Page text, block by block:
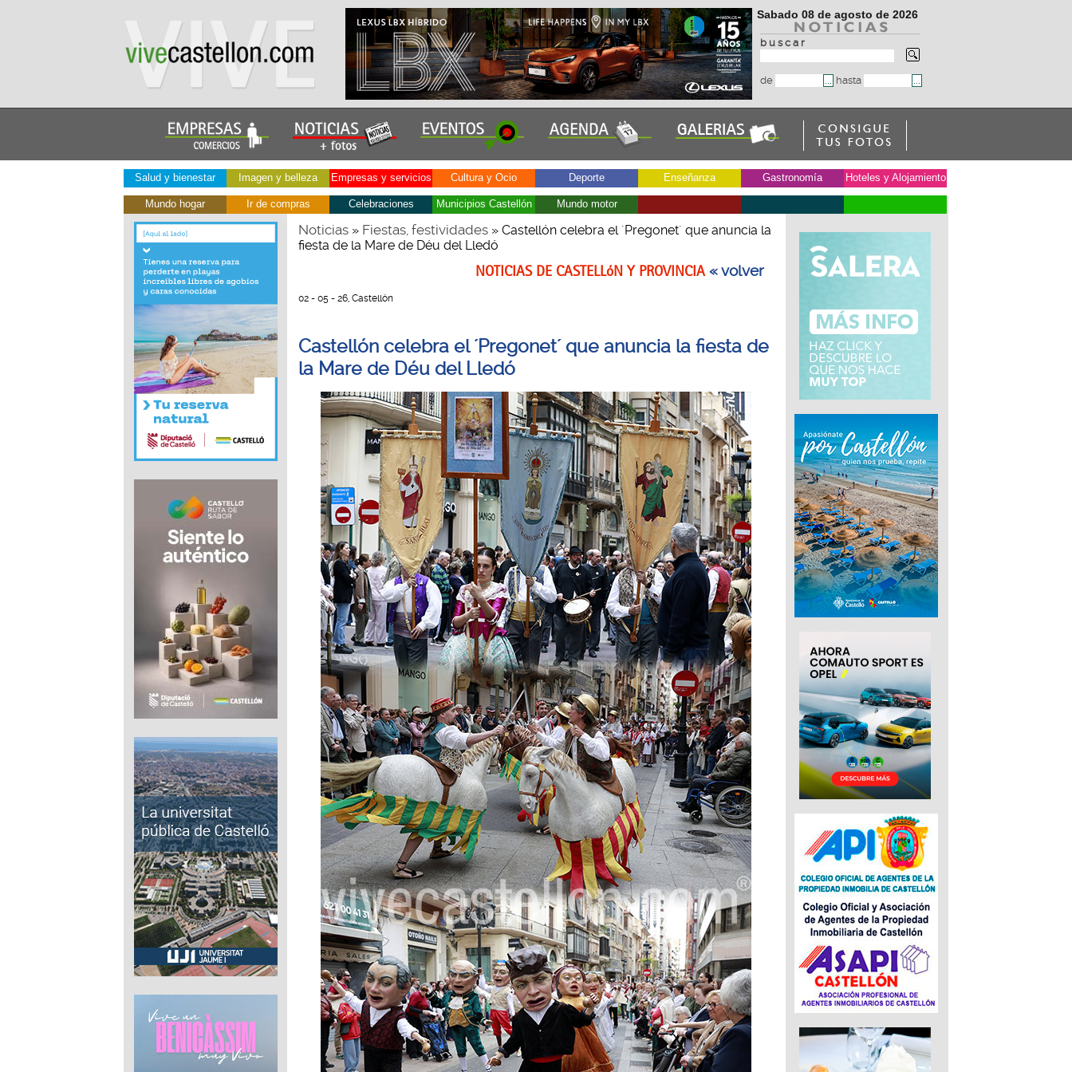
Sabado 08 de agosto de 2026
b u s c a r
de hasta
Salud y bienestar Imagen y belleza Empresas y servicios Cultura y Ocio Deporte Enseñanza Gastronomía Hoteles y Alojamiento
Mundo hogar Ir de compras Celebraciones Municipios Castellón Mundo motor
Noticias» Fiestas, festividades» Castellón celebra el ´Pregonet´ que anuncia la
fiesta de la Mare de Déu del Lledó
NOTICIAS DE CASTELLóN Y PROVINCIA« volver
02 - 05 - 26, Castellón
Castellón celebra el ´Pregonet´ que anuncia la fiesta de
la Mare de Déu del Lledó